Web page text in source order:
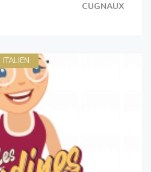
CUGNAUX
ITALIEN